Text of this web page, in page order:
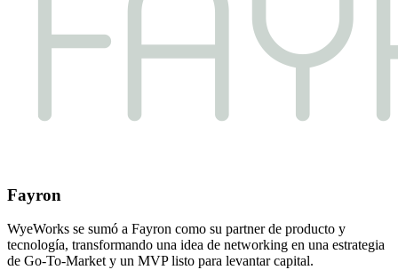
Fayron
WyeWorks se sumó a Fayron como su partner de producto y
tecnología, transformando una idea de networking en una estrategia
de Go-To-Market y un MVP listo para levantar capital.